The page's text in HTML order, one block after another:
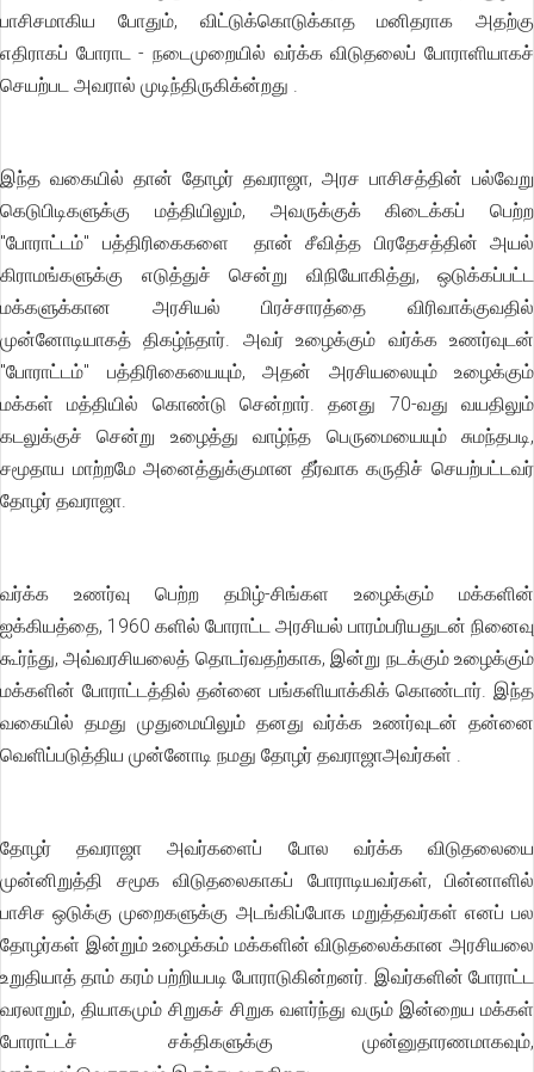
பாசிசமாகிய போதும், விட்டுக்கொடுக்காத மனிதராக அதற்கு
எதிராகப் போராட - நடைமுறையில் வர்க்க விடுதலைப் போராளியாகச்
செயற்பட அவரால் முடிந்திருகிக்ன்றது .
இந்த வகையில் தான் தோழர் தவராஜா, அரச பாசிசத்தின் பல்வேறு
கெடுபிடிகளுக்கு மத்தியிலும், அவருக்குக் கிடைக்கப் பெற்ற
"போராட்டம்" பத்திரிகைகளை தான் சீவித்த பிரதேசத்தின் அயல்
கிராமங்களுக்கு எடுத்துச் சென்று விநியோகித்து, ஒடுக்கப்பட்ட
மக்களுக்கான அரசியல் பிரச்சாரத்தை விரிவாக்குவதில்
முன்னோடியாகத் திகழ்ந்தார். அவர் உழைக்கும் வர்க்க உணர்வுடன்
"போராட்டம்" பத்திரிகையையும், அதன் அரசியலையும் உழைக்கும்
மக்கள் மத்தியில் கொண்டு சென்றார். தனது 70-வது வயதிலும்
கடலுக்குச் சென்று உழைத்து வாழ்ந்த பெருமையையும் சுமந்தபடி,
சமூதாய மாற்றமே அனைத்துக்குமான தீர்வாக கருதிச் செயற்பட்டவர்
தோழர் தவராஜா.
வர்க்க உணர்வு பெற்ற தமிழ்-சிங்கள உழைக்கும் மக்களின்
ஐக்கியத்தை, 1960 களில் போராட்ட அரசியல் பாரம்பரியதுடன் நினைவு
கூர்ந்து, அவ்வரசியலைத் தொடர்வதற்காக, இன்று நடக்கும் உழைக்கும்
மக்களின் போராட்டத்தில் தன்னை பங்களியாக்கிக் கொண்டார். இந்த
வகையில் தமது முதுமையிலும் தனது வர்க்க உணர்வுடன் தன்னை
வெளிப்படுத்திய முன்னோடி நமது தோழர் தவராஜாஅவர்கள் .
தோழர் தவராஜா அவர்களைப் போல வர்க்க விடுதலையை
முன்னிறுத்தி சமூக விடுதலைகாகப் போராடியவர்கள், பின்னாளில்
பாசிச ஒடுக்கு முறைகளுக்கு அடங்கிப்போக மறுத்தவர்கள் எனப் பல
தோழர்கள் இன்றும் உழைக்கம் மக்களின் விடுதலைக்கான அரசியலை
உறுதியாத் தாம் கரம் பற்றியபடி போராடுகின்றனர். இவர்களின் போராட்ட
வரலாறும், தியாகமும் சிறுகச் சிறுக வளர்ந்து வரும் இன்றைய மக்கள்
போராட்டச் சக்திகளுக்கு முன்னுதாரணமாகவும்,